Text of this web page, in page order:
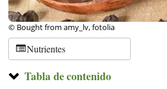
© Bought from amy_lv, fotolia
Nutrientes
Tabla de contenido